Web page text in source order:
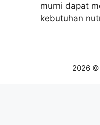
murni dapat
kebutuhan
2026 ©